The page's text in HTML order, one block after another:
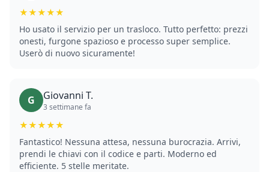
★★★★★
Ho usato il servizio per un trasloco. Tutto perfetto: prezzi
onesti, furgone spazioso e processo super semplice.
Userò di nuovo sicuramente!
G Giovanni T.
3 settimane fa
★★★★★
Fantastico! Nessuna attesa, nessuna burocrazia. Arrivi,
prendi le chiavi con il codice e parti. Moderno ed
efficiente. 5 stelle meritate.